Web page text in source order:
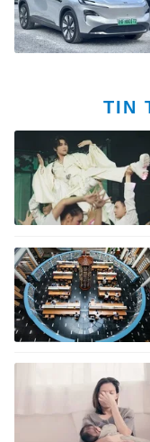
TIN